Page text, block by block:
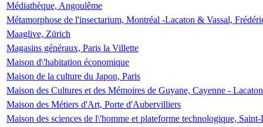
Médiathèque, Angoulême
Métamorphose de l'insectarium, Montréal -Lacaton & Vassal,
Maaglive, Zürich
Magasins généraux, Paris la Villette
Maison d\'habitation économique
Maison de la culture du Japon, Paris
Maison des Cultures et des Mémoires de Guyane, Cayenne -
Maison des Métiers d'Art, Porte d'Aubervilliers
Maison des sciences de l\'homme et plateforme technologique,